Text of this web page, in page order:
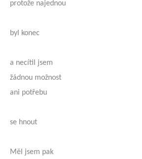
protože najednou
byl konec
a necítil jsem
žádnou možnost
ani potřebu
se hnout
Měl jsem pak